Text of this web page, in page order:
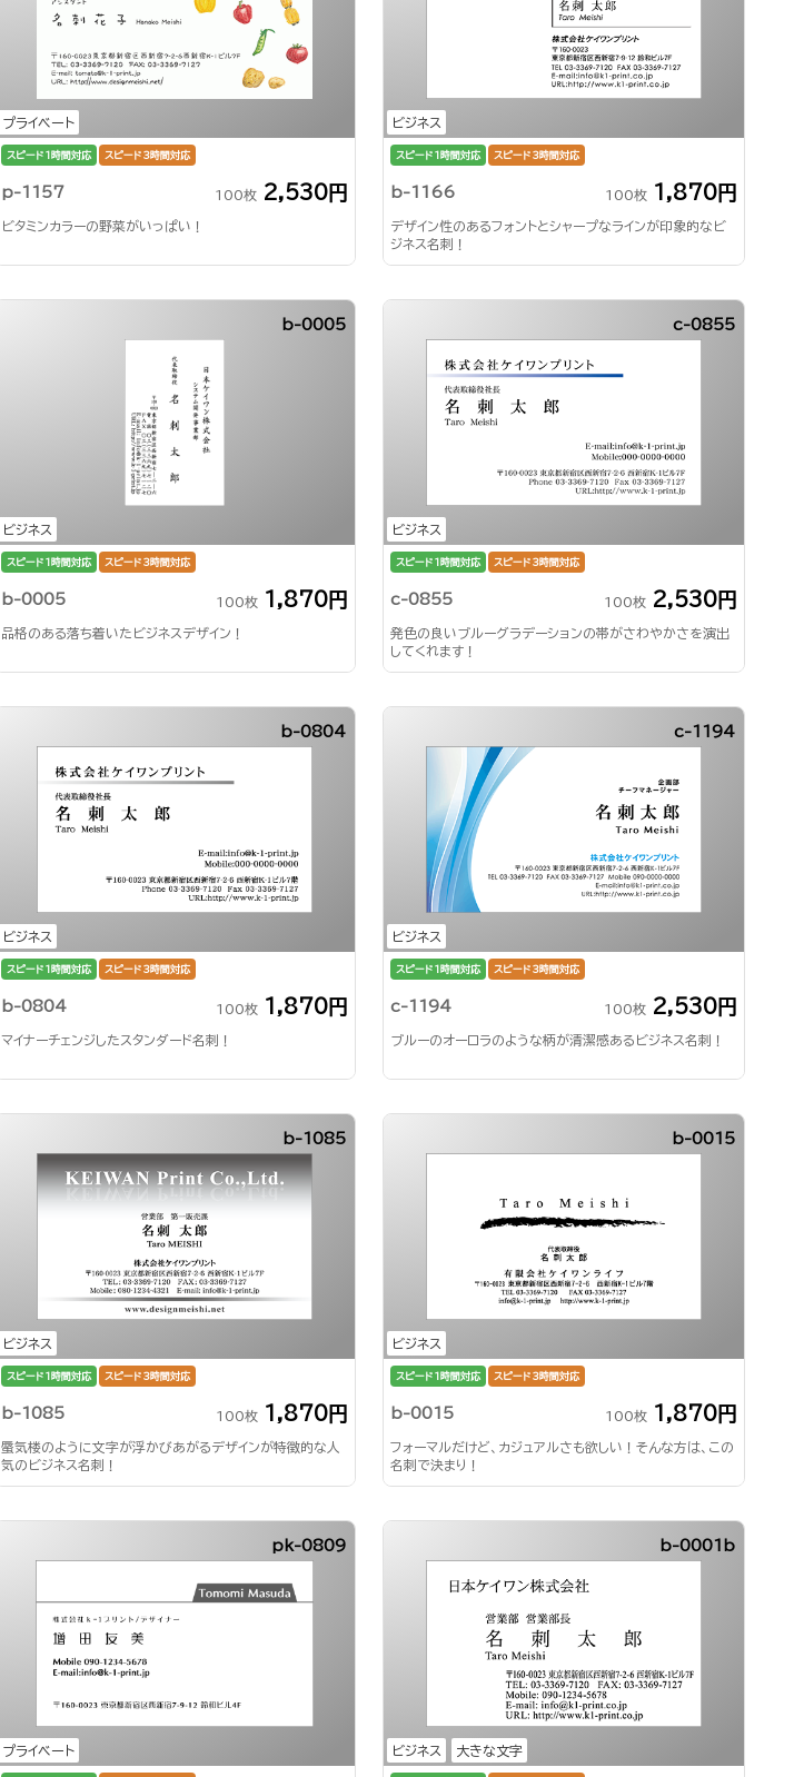
プライベート
スピード1時間対応 スピード3時間対応
p-1157 100枚 2,530円
ビタミンカラーの野菜がいっぱい！
ビジネス
スピード1時間対応 スピード3時間対応
b-1166 100枚 1,870円
デザイン性のあるフォントとシャープなラインが印象的なビ
ジネス名刺！
ビジネス
b-0005
スピード1時間対応 スピード3時間対応
b-0005 100枚 1,870円
品格のある落ち着いたビジネスデザイン！
ビジネス
c-0855
スピード1時間対応 スピード3時間対応
c-0855 100枚 2,530円
発色の良いブルーグラデーションの帯がさわやかさを演出
してくれます！
ビジネス
b-0804
スピード1時間対応 スピード3時間対応
b-0804 100枚 1,870円
マイナーチェンジしたスタンダード名刺！
ビジネス
c-1194
スピード1時間対応 スピード3時間対応
c-1194 100枚 2,530円
ブルーのオーロラのような柄が清潔感あるビジネス名刺！
ビジネス
b-1085
スピード1時間対応 スピード3時間対応
b-1085 100枚 1,870円
蜃気楼のように文字が浮かびあがるデザインが特徴的な人
気のビジネス名刺！
ビジネス
b-0015
スピード1時間対応 スピード3時間対応
b-0015 100枚 1,870円
フォーマルだけど、カジュアルさも欲しい！そんな方は、この
名刺で決まり！
プライベート
pk-0809
ビジネス 大きな文字
b-0001b